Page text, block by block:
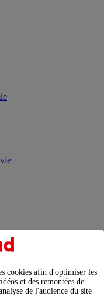
des appareils
électrique
: concentrer les
cookies afin d'optimiser les
et des remontées de
de l'audience du site